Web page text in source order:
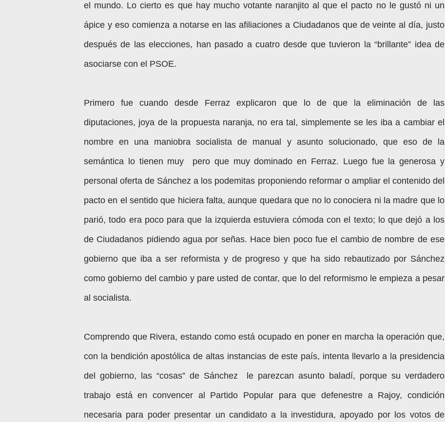
el mundo. Lo cierto es que hay mucho votante naranjito al que el pacto no le gustó ni un
ápice y eso comienza a notarse en las afiliaciones a Ciudadanos que de veinte al día, justo
después de las elecciones, han pasado a cuatro desde que tuvieron la “brillante” idea de
asociarse con el PSOE.
Primero fue cuando desde Ferraz explicaron que lo de que la eliminación de las
diputaciones, joya de la propuesta naranja, no era tal, simplemente se les iba a cambiar el
nombre en una maniobra socialista de manual y asunto solucionado, que eso de la
semántica lo tienen muy pero que muy dominado en Ferraz. Luego fue la generosa y
personal oferta de Sánchez a los podemitas proponiendo reformar o ampliar el contenido del
pacto en el sentido que hiciera falta, aunque quedara que no lo conociera ni la madre que lo
parió, todo era poco para que la izquierda estuviera cómoda con el texto; lo que dejó a los
de Ciudadanos pidiendo agua por señas. Hace bien poco fue el cambio de nombre de ese
gobierno que iba a ser reformista y de progreso y que ha sido rebautizado por Sánchez
como gobierno del cambio y pare usted de contar, que lo del reformismo le empieza a pesar
al socialista.
Comprendo que Rivera, estando como está ocupado en poner en marcha la operación que,
con la bendición apostólica de altas instancias de este país, intenta llevarlo a la presidencia
del gobierno, las “cosas” de Sánchez le parezcan asunto baladí, porque su verdadero
trabajo está en convencer al Partido Popular para que defenestre a Rajoy, condición
necesaria para poder presentar un candidato a la investidura, apoyado por los votos de